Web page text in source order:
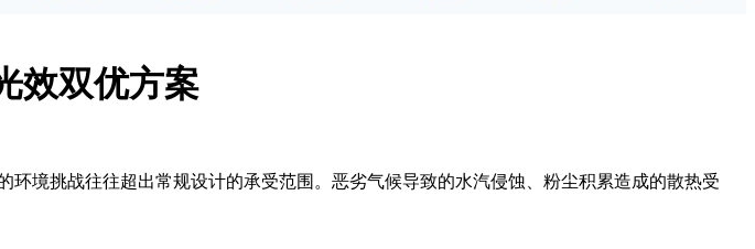
效双优方案
境挑战往往超出常规设计的承受范围。恶劣气候导致的水汽侵蚀、粉尘积累造成的散热受